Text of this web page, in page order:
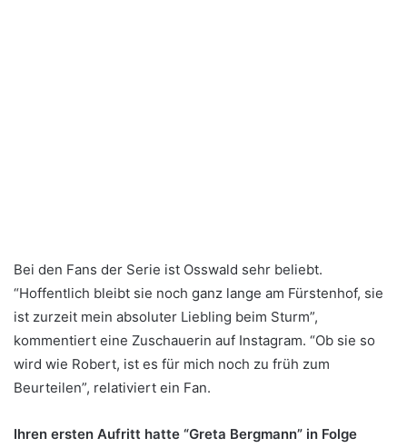
Bei den Fans der Serie ist Osswald sehr beliebt.
“Hoffentlich bleibt sie noch ganz lange am Fürstenhof, sie
ist zurzeit mein absoluter Liebling beim Sturm”,
kommentiert eine Zuschauerin auf Instagram. “Ob sie so
wird wie Robert, ist es für mich noch zu früh zum
Beurteilen”, relativiert ein Fan.
Ihren ersten Aufritt hatte “Greta Bergmann” in Folge